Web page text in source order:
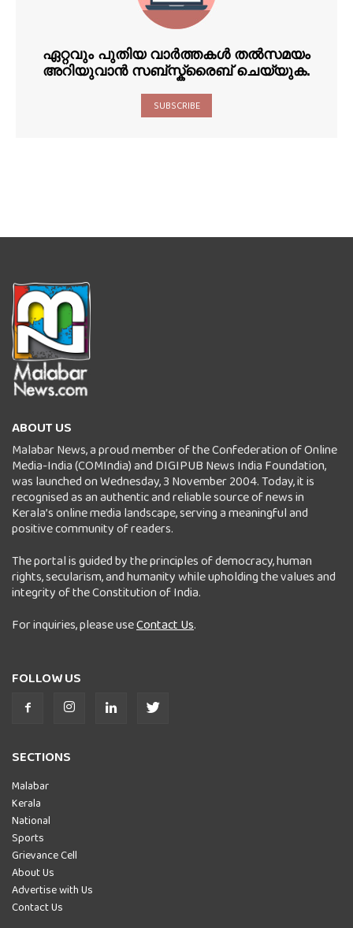
ഏറ്റവും പുതിയ വാർത്തകൾ തൽസമയം
അറിയുവാൻ സബ്സ്ക്രൈബ് ചെയ്യുക.
SUBSCRIBE
ABOUT US
Malabar News, a proud member of the Confederation of Online
Media-India (COMIndia) and DIGIPUB News India Foundation,
was launched on Wednesday, 3 November 2004. Today, it is
recognised as an authentic and reliable source of news in
Kerala’s online media landscape, serving a meaningful and
positive community of readers.
The portal is guided by the principles of democracy, human
rights, secularism, and humanity while upholding the values and
integrity of the Constitution of India.
For inquiries, please useContact Us.
FOLLOW US
SECTIONS
Malabar
Kerala
National
Sports
Grievance Cell
About Us
Advertise with Us
Contact Us